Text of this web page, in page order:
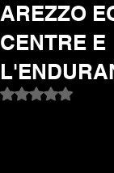
AREZZO
CENTRE E
Valutazione